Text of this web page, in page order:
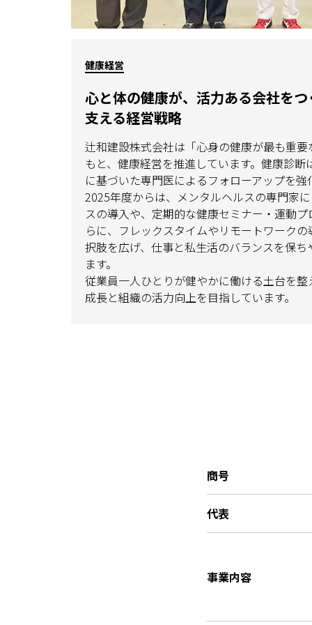
健康経営
心と体の健康が、活力ある会社を
支える経営戦略
辻和建設株式会社は「心身の健康が最も重
もと、健康経営を推進しています。健康診
に基づいた専門医によるフォローアップを強
2025年度からは、メンタルヘルスの専門家
スの導入や、定期的な健康セミナー・運動
らに、フレックスタイムやリモートワーク
択肢を広げ、仕事と私生活のバランスを保
ます。
従業員一人ひとりが健やかに働ける土台を
成長と組織の活力向上を目指しています。
商号
代表
事業内容